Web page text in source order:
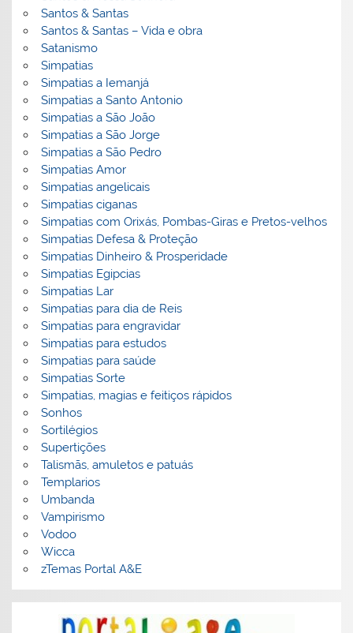
Santos & Santas
Santos & Santas – Vida e obra
Satanismo
Simpatias
Simpatias a Iemanjá
Simpatias a Santo Antonio
Simpatias a São João
Simpatias a São Jorge
Simpatias a São Pedro
Simpatias Amor
Simpatias angelicais
Simpatias ciganas
Simpatias com Orixás, Pombas-Giras e Pretos-velhos
Simpatias Defesa & Proteção
Simpatias Dinheiro & Prosperidade
Simpatias Egipcias
Simpatias Lar
Simpatias para dia de Reis
Simpatias para engravidar
Simpatias para estudos
Simpatias para saúde
Simpatias Sorte
Simpatias, magias e feitiços rápidos
Sonhos
Sortilégios
Supertições
Talismãs, amuletos e patuás
Templarios
Umbanda
Vampirismo
Vodoo
Wicca
zTemas Portal A&E